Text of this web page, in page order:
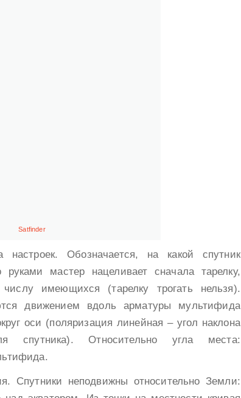
Satfinder
настроек. Обозначается, на какой спутник
руками мастер нацеливает сначала тарелку,
имеющихся (тарелку трогать нельзя).
движением вдоль арматуры мультифида
оси (поляризация линейная – угол наклона
спутника). Относительно угла места:
Спутники неподвижны относительно Земли: